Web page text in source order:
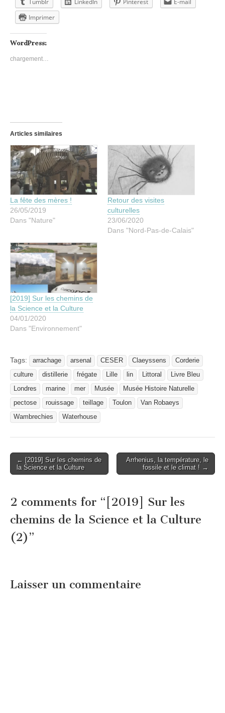
Tumblr LinkedIn Pinterest
E-mail
Imprimer
WordPress:
chargement…
Articles similaires
La fête des mères !
26/05/2019
Dans "Nature"
Retour des visites
culturelles
23/06/2020
Dans "Nord-Pas-de-Calais"
[2019] Sur les chemins de
la Science et la Culture
04/01/2020
Dans "Environnement"
Tags: arrachage arsenal CESER Claeyssens
Corderie
culture
distillerie frégate Lille lin Littoral
Livre Bleu
Londres
marine mer Musée
Musée Histoire Naturelle
pectose
rouissage teillage Toulon
Van Robaeys
Wambrechies
Waterhouse
Post
navigation
← [2019] Sur les chemins de
la Science et la Culture
Arrhenius, la température, le
fossile et le climat ! →
2 comments for “ [2019] Sur les
chemins de la Science et la Culture
(2)”
Laisser un commentaire